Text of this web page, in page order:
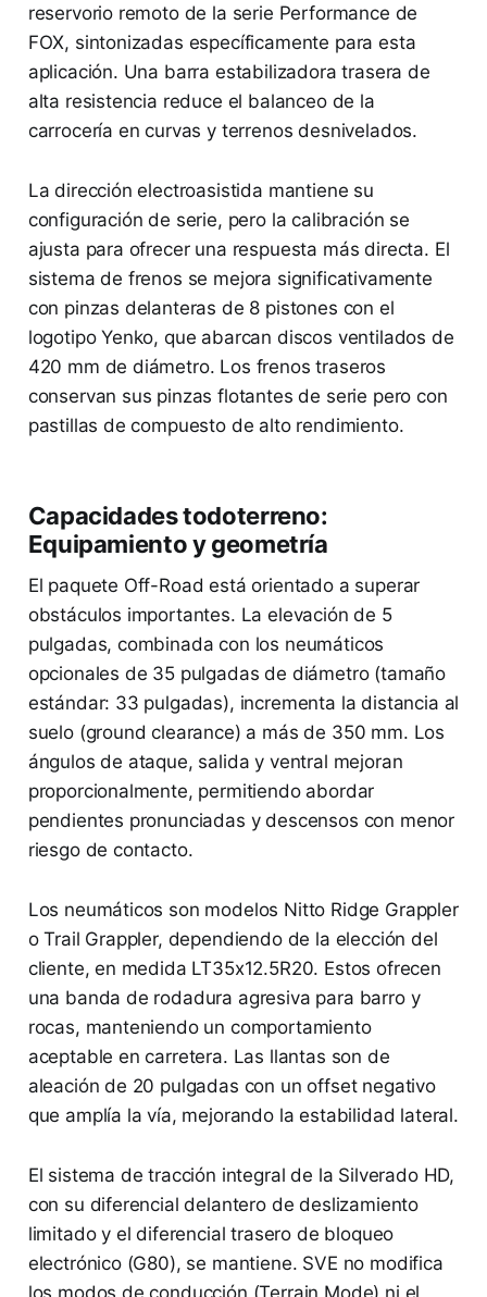
reservorio remoto de la serie Performance de
FOX, sintonizadas específicamente para esta
aplicación. Una barra estabilizadora trasera de
alta resistencia reduce el balanceo de la
carrocería en curvas y terrenos desnivelados.
La dirección electroasistida mantiene su
configuración de serie, pero la calibración se
ajusta para ofrecer una respuesta más directa. El
sistema de frenos se mejora significativamente
con pinzas delanteras de 8 pistones con el
logotipo Yenko, que abarcan discos ventilados de
420 mm de diámetro. Los frenos traseros
conservan sus pinzas flotantes de serie pero con
pastillas de compuesto de alto rendimiento.
Capacidades todoterreno:
Equipamiento y geometría
El paquete Off-Road está orientado a superar
obstáculos importantes. La elevación de 5
pulgadas, combinada con los neumáticos
opcionales de 35 pulgadas de diámetro (tamaño
estándar: 33 pulgadas), incrementa la distancia al
suelo (ground clearance) a más de 350 mm. Los
ángulos de ataque, salida y ventral mejoran
proporcionalmente, permitiendo abordar
pendientes pronunciadas y descensos con menor
riesgo de contacto.
Los neumáticos son modelos Nitto Ridge Grappler
o Trail Grappler, dependiendo de la elección del
cliente, en medida LT35x12.5R20. Estos ofrecen
una banda de rodadura agresiva para barro y
rocas, manteniendo un comportamiento
aceptable en carretera. Las llantas son de
aleación de 20 pulgadas con un offset negativo
que amplía la vía, mejorando la estabilidad lateral.
El sistema de tracción integral de la Silverado HD,
con su diferencial delantero de deslizamiento
limitado y el diferencial trasero de bloqueo
electrónico (G80), se mantiene. SVE no modifica